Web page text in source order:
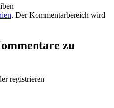
. Der Kommentarbereich wird
zu
registrieren